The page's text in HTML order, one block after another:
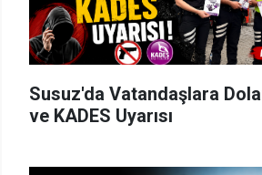
Susuz'da Vatandaşlara
ve KADES Uyarısı